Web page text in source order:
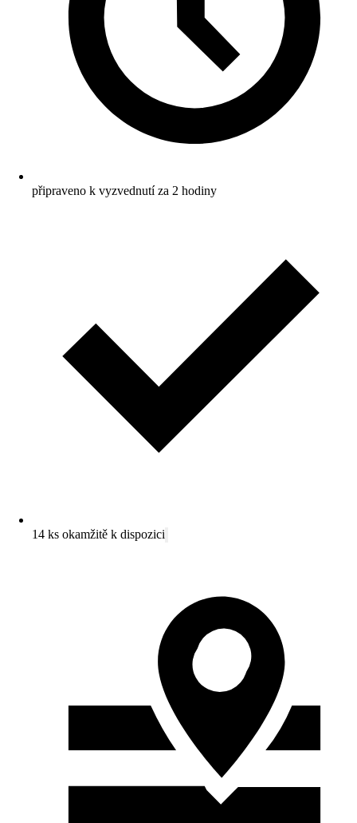
připraveno k vyzvednutí za 2 hodiny
14 ks okamžitě k dispozici